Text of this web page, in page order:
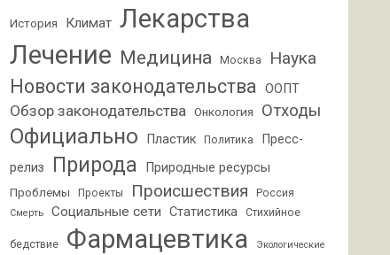
История Климат Лекарства
Лечение Медицина Москва Наука
Новости законодательства ООПТ
Обзор законодательства Онкология Отходы
Официально Пластик Политика
Пресс-
релиз
Природа Природные ресурсы
Проблемы Проекты Происшествия Россия
Смерть Социальные сети Статистика Стихийное
бедствие Фармацевтика Экологические